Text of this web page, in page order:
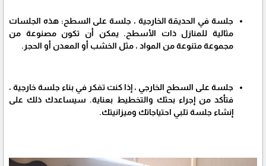
جلسة في الحديقة الخارجية ، جلسة على السطح: هذه الجلسات
مثالية للمنازل ذات الأسطح. يمكن أن تكون مصنوعة من
مجموعة متنوعة من المواد ، مثل الخشب أو المعدن أو الحجر.
جلسة على السطح الخارجي ، إذا كنت تفكر في بناء جلسة خارجية ،
فتأكد من إجراء بحثك والتخطيط بعناية. سيساعدك ذلك على
إنشاء جلسة تلبي احتياجاتك وميزانيتك.